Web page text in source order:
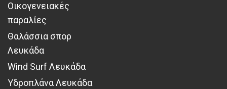
Οικογενειακές
παραλίες
Θαλάσσια σπορ
Λευκάδα
Wind Surf Λευκάδα
Υδροπλάνα Λευκάδα